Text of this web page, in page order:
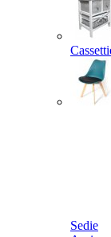
Sedie